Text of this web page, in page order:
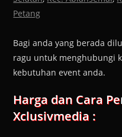
Petang
Bagi anda yang berada
ragu untuk menghubungi
kebutuhan event anda.
Harga dan Cara
Xclusivmedia :